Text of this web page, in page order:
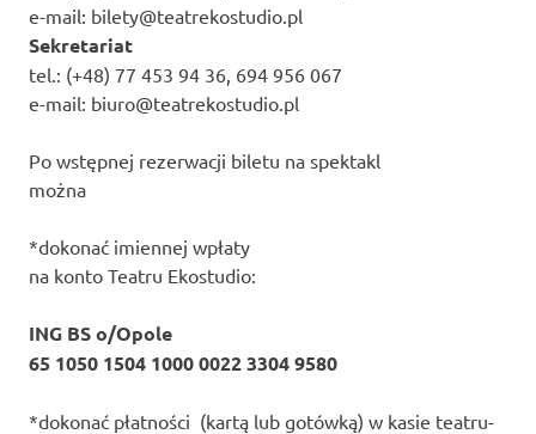
e-mail: bilety@teatrekostudio.pl
Sekretariat
tel.: (+48) 77 453 94 36, 694 956 067
e-mail: biuro@teatrekostudio.pl
Po wstępnej rezerwacji biletu na spektakl
można
*dokonać imiennej wpłaty
na konto Teatru Ekostudio:
ING BS o/Opole
65 1050 1504 1000 0022 3304 9580
*dokonać płatności (kartą lub gotówką) w kasie teatru-